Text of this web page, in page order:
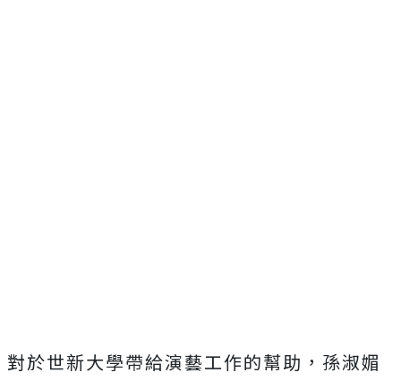
對於世新大學帶給演藝工作的幫助，孫淑媚